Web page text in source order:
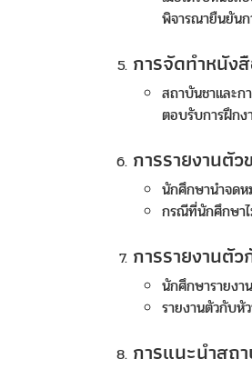
พิจารณายืนยัน
การจัดทำหนัง
สถาบันชาและ
ตอบรับการฝึกง
การรายงานตั
นักศึกษานำจดห
กรณีที่นักศึกษาไ
การรายงานตั
นักศึกษารายงา
รายงานตัวกับหั
การแนะนำสถ